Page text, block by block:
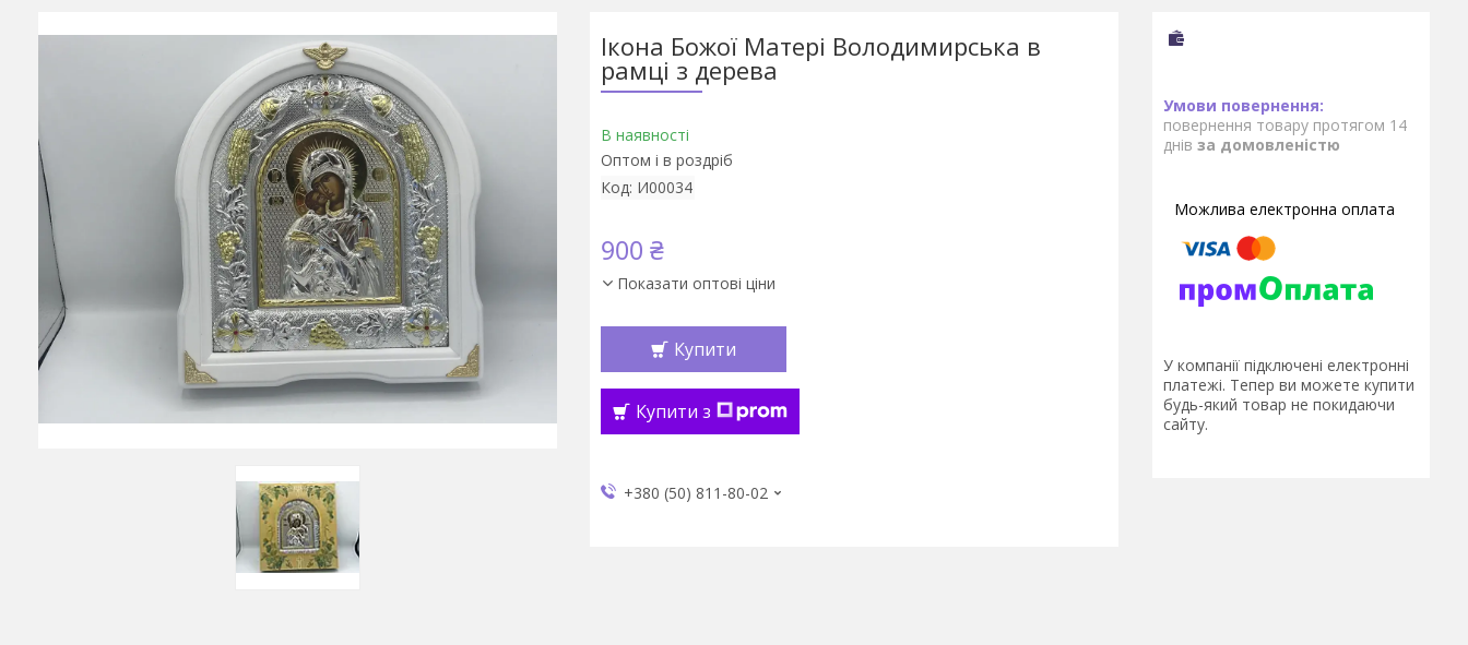
Ікона Божої Матері Володимирська в
рамці з дерева
В наявності
Оптом і в роздріб
Код: И00034
900 ₴
Показати оптові ціни
Купити
Купити з
+380 (50) 811-80-02
повернення товару протягом 14
днів за домовленістю
У компанії підключені електронні
платежі. Тепер ви можете купити
будь-який товар не покидаючи
сайту.